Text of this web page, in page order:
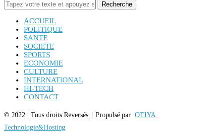
Recherche
ACCUEIL
POLITIQUE
SANTE
SOCIETE
SPORTS
ECONOMIE
CULTURE
INTERNATIONAL
HI-TECH
CONTACT
© 2022 | Tous droits Reversés. | Propulsé par OTIYA
Technologie&Hosting